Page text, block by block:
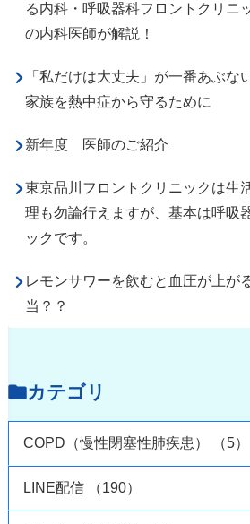
る内科・呼吸器科フロントクリニ
の内科医師が解説！
「私だけは大丈夫」が一番あぶな
家族を熱中症から守るために
新年度 医師のご紹介
東京品川フロントクリニックは生
理も勿論行えますが、基本は呼吸
ックです。
レモンサワーを飲むと血圧が上が
当？？
カテゴリ
COPD（慢性閉塞性肺疾患） （5）
LINE配信 （190）